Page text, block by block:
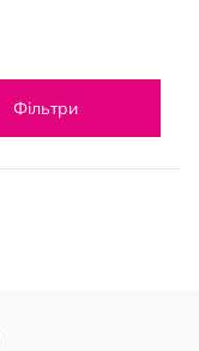
Фільтри